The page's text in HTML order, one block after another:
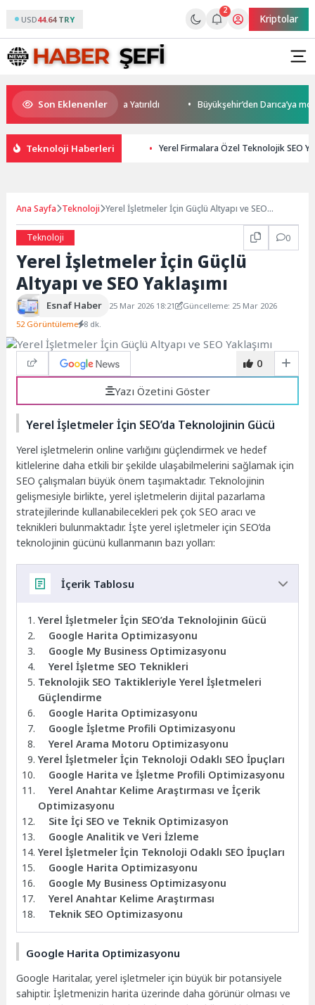
USD44.64 TRY
2
Kriptolar
Son Eklenenler
Potansiyeli Masaya Yatırıldı Büyükşehir’den Darıca’ya modern
Teknoloji Haberleri Yerel Firmalara Özel Teknolojik SEO
Ana Sayfa Teknoloji Yerel İşletmeler İçin Güçlü Altyapı ve SEO
Teknoloji
0
Yerel İşletmeler İçin Güçlü
Altyapı ve SEO Yaklaşımı
Esnaf Haber 25 Mar 2026 18:21
Güncelleme: 25 Mar 2026
52 Görüntüleme 8 dk.
0
Yazı Özetini Göster
Yerel İşletmeler İçin SEO’da Teknolojinin Gücü
Yerel işletmelerin online varlığını güçlendirmek ve hedef
kitlelerine daha etkili bir şekilde ulaşabilmelerini sağlamak için
SEO çalışmaları büyük önem taşımaktadır. Teknolojinin
gelişmesiyle birlikte, yerel işletmelerin dijital pazarlama
stratejilerinde kullanabilecekleri pek çok SEO aracı ve
teknikleri bulunmaktadır. İşte yerel işletmeler için SEO’da
teknolojinin gücünü kullanmanın bazı yolları:
İçerik Tablosu
Yerel İşletmeler İçin SEO’da Teknolojinin Gücü
Google Harita Optimizasyonu
Google My Business Optimizasyonu
Yerel İşletme SEO Teknikleri
Teknolojik SEO Taktikleriyle Yerel İşletmeleri
Güçlendirme
Google Harita Optimizasyonu
Google İşletme Profili Optimizasyonu
Yerel Arama Motoru Optimizasyonu
Yerel İşletmeler İçin Teknoloji Odaklı SEO İpuçları
Google Harita ve İşletme Profili Optimizasyonu
Yerel Anahtar Kelime Araştırması ve İçerik
Optimizasyonu
Site İçi SEO ve Teknik Optimizasyon
Google Analitik ve Veri İzleme
Yerel İşletmeler İçin Teknoloji Odaklı SEO İpuçları
Google Harita Optimizasyonu
Google My Business Optimizasyonu
Yerel Anahtar Kelime Araştırması
Teknik SEO Optimizasyonu
Google Harita Optimizasyonu
Google Haritalar, yerel işletmeler için büyük bir potansiyele
sahiptir. İşletmenizin harita üzerinde daha görünür olması ve